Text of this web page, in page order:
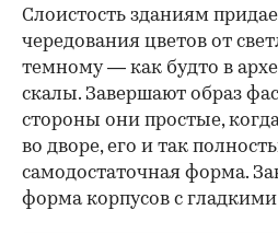
Слоистость зданиям
чередования цветов от
темному — как будто в
скалы. Завершают образ
стороны они простые,
во дворе, его и так
самодостаточная форма.
форма корпусов с